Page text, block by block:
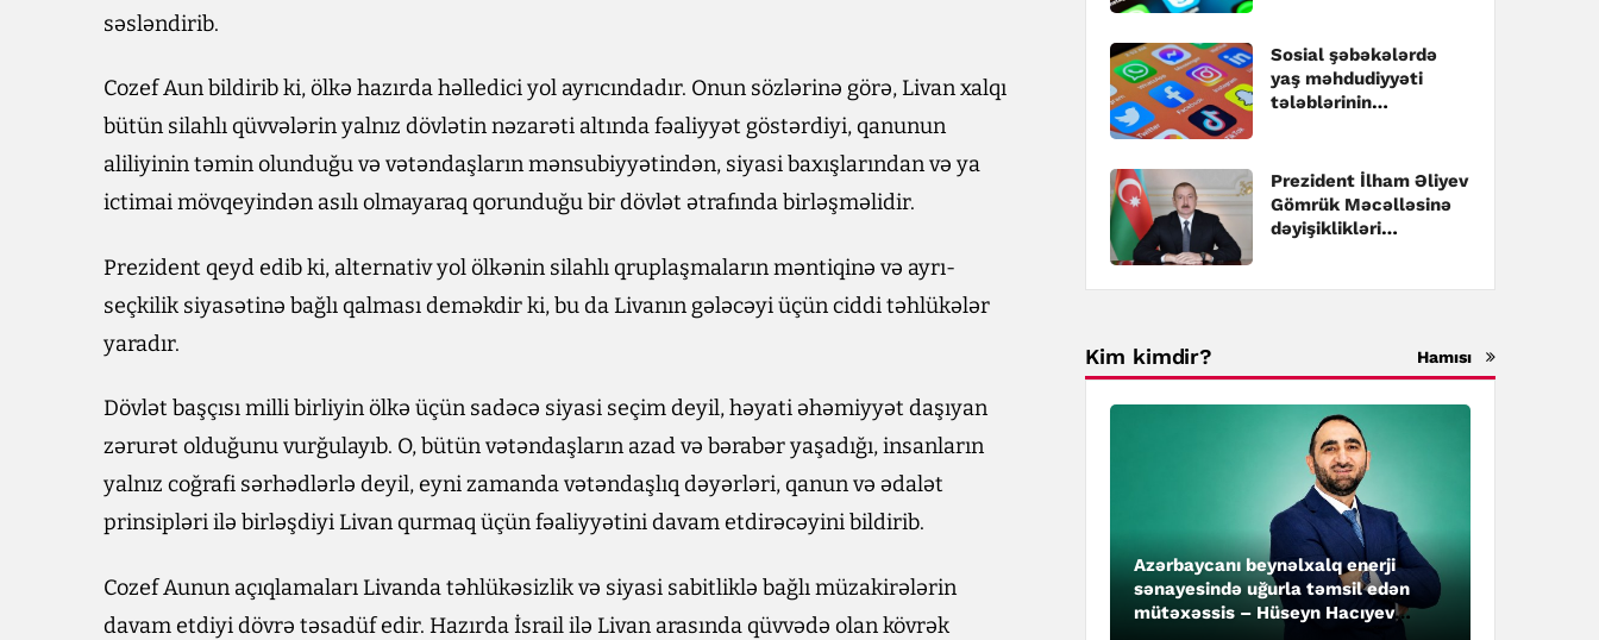
səsləndirib.
Cozef Aun bildirib ki, ölkə hazırda həlledici yol ayrıcındadır. Onun sözlərinə görə, Livan xalqı
bütün silahlı qüvvələrin yalnız dövlətin nəzarəti altında fəaliyyət göstərdiyi, qanunun
aliliyinin təmin olunduğu və vətəndaşların mənsubiyyətindən, siyasi baxışlarından və ya
ictimai mövqeyindən asılı olmayaraq qorunduğu bir dövlət ətrafında birləşməlidir.
Prezident qeyd edib ki, alternativ yol ölkənin silahlı qruplaşmaların məntiqinə və ayrı-
seçkilik siyasətinə bağlı qalması deməkdir ki, bu da Livanın gələcəyi üçün ciddi təhlükələr
yaradır.
Dövlət başçısı milli birliyin ölkə üçün sadəcə siyasi seçim deyil, həyati əhəmiyyət daşıyan
zərurət olduğunu vurğulayıb. O, bütün vətəndaşların azad və bərabər yaşadığı, insanların
yalnız coğrafi sərhədlərlə deyil, eyni zamanda vətəndaşlıq dəyərləri, qanun və ədalət
prinsipləri ilə birləşdiyi Livan qurmaq üçün fəaliyyətini davam etdirəcəyini bildirib.
Cozef Aunun açıqlamaları Livanda təhlükəsizlik və siyasi sabitliklə bağlı müzakirələrin
davam etdiyi dövrə təsadüf edir. Hazırda İsrail ilə Livan arasında qüvvədə olan kövrək
təsdiqlənib
Sosial şəbəkələrdə
yaş məhdudiyyəti
tələblərinin
müəyyənləşib
Prezident İlham Əliyev
Gömrük Məcəlləsinə
dəyişiklikləri
Kim kimdir? Hamısı
Azərbaycanı beynəlxalq enerji
sənayesində uğurla təmsil edən
mütəxəssis – Hüseyn Hacıyev